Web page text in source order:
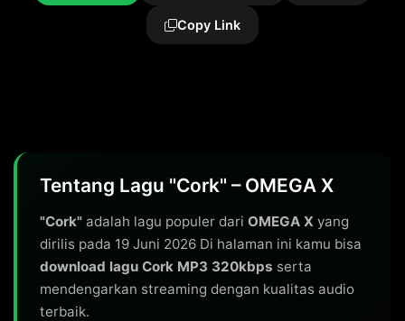
Copy Link
Tentang Lagu "Cork" – OMEGA X
"Cork" adalah lagu populer dari OMEGA X yang
dirilis pada 19 Juni 2026 Di halaman ini kamu bisa
download lagu Cork MP3 320kbps serta
mendengarkan streaming dengan kualitas audio
terbaik.